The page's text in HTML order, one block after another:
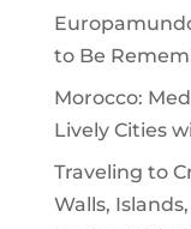
to Be
Morocco:
Lively Cities
Traveling to
Walls,